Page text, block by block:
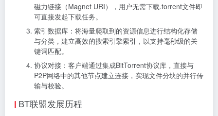
磁力链接（Magnet URI），用户无需下载.torrent文件即
可直接发起下载任务。
索引数据库：将海量爬取到的资源信息进行结构化存储
与分类，建立高效的搜索引擎索引，以支持毫秒级的关
键词匹配。
协议对接：客户端通过集成BitTorrent协议库，直接与
P2P网络中的其他节点建立连接，实现文件分块的并行传
输与校验。
BT联盟发展历程